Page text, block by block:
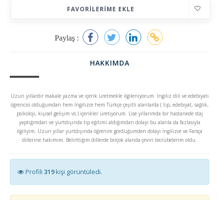
FAVORILERIME EKLE
Paylaş :
HAKKIMDA
Uzun yıllardır makale yazma ve içerik üretmekle ilgileniyorum. İngiliz dili ve edebiyatı
öğrencisi olduğumdan hem İngilizce hem Türkçe çeşitli alanlarda ( tıp, edebiyat, sağlık,
psikoloji, kişisel gelişim vs.) içerikler üretiyorum. Lise yıllarımda bir hastanede staj
yaptığımdan ve yurtdışında tıp eğitimi aldığımdan dolayı bu alanla da fazlasıyla
ilgiliyim. Uzun yıllar yurtdışında öğrenim gördüğümden dolayı İngilizce ve Farsça
dillerine hakimim. Belirttiğim dillerde birçok alanda çeviri tecrübelerim oldu.
Profili 319kişi görüntüledi.